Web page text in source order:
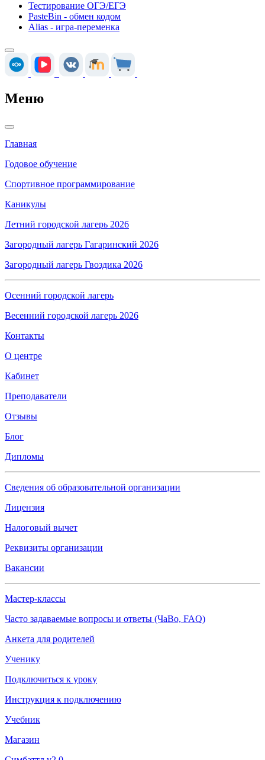
Тестирование ОГЭ/ЕГЭ
PasteBin - обмен кодом
Alias - игра-переменка
Меню
Главная
Годовое обучение
Спортивное программирование
Каникулы
Летний городской лагерь 2026
Загородный лагерь Гагаринский 2026
Загородный лагерь Гвоздика 2026
Осенний городской лагерь
Весенний городской лагерь 2026
Контакты
О центре
Кабинет
Преподаватели
Отзывы
Блог
Дипломы
Сведения об образовательной организации
Лицензия
Налоговый вычет
Реквизиты организации
Вакансии
Мастер-классы
Часто задаваемые вопросы и ответы (ЧаВо, FAQ)
Анкета для родителей
Ученику
Подключиться к уроку
Инструкция к подключению
Учебник
Магазин